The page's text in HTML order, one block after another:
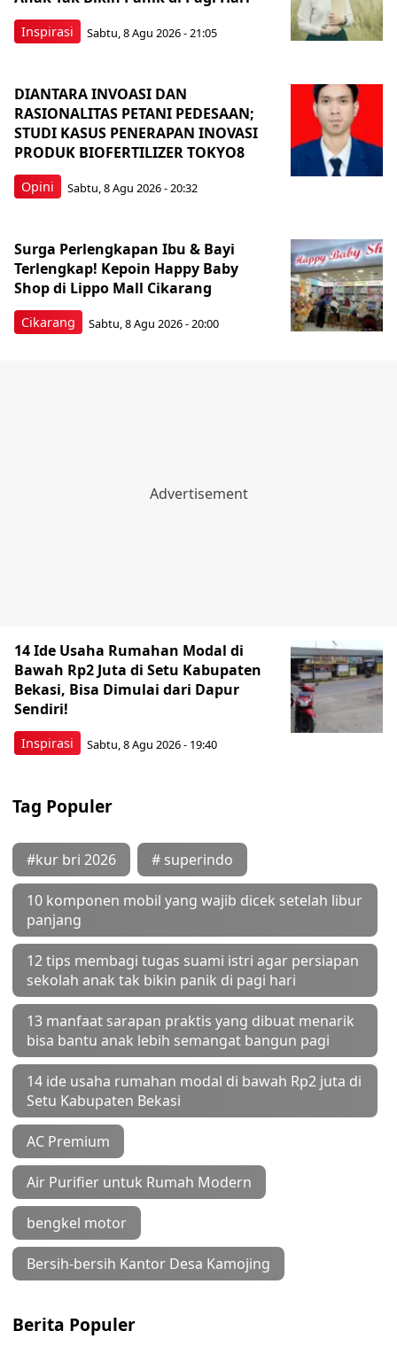
Inspirasi Sabtu, 8 Agu 2026 - 21:05
Opini
DIANTARA INVOASI DAN
RASIONALITAS PETANI PEDESAAN;
STUDI KASUS PENERAPAN INOVASI
PRODUK BIOFERTILIZER TOKYO8
Sabtu, 8 Agu 2026 - 20:32
Cikarang
Surga Perlengkapan Ibu & Bayi
Terlengkap! Kepoin Happy Baby
Shop di Lippo Mall Cikarang
Sabtu, 8 Agu 2026 - 20:00
Inspirasi
14 Ide Usaha Rumahan Modal di
Bawah Rp2 Juta di Setu Kabupaten
Bekasi, Bisa Dimulai dari Dapur
Sendiri!
Sabtu, 8 Agu 2026 - 19:40
Tag Populer
#kur bri 2026 # superindo
10 komponen mobil yang wajib dicek setelah libur
panjang
12 tips membagi tugas suami istri agar persiapan
sekolah anak tak bikin panik di pagi hari
13 manfaat sarapan praktis yang dibuat menarik
bisa bantu anak lebih semangat bangun pagi
14 ide usaha rumahan modal di bawah Rp2 juta di
Setu Kabupaten Bekasi
AC Premium
Air Purifier untuk Rumah Modern
bengkel motor
Bersih-bersih Kantor Desa Kamojing
Berita Populer